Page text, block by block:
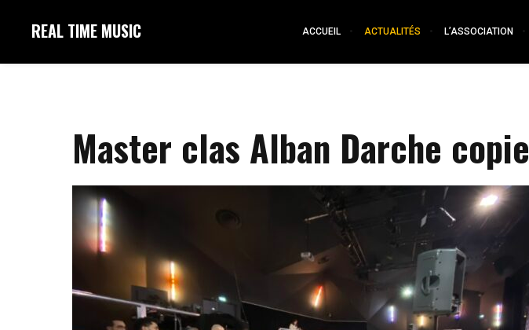
REAL TIME MUSIC ACCUEIL ACTUALITÉS L’ASSOCIATION
Master clas Alban Darche copie